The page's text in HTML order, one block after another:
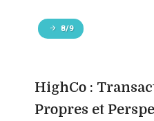
8/9
HighCo :
Propres et